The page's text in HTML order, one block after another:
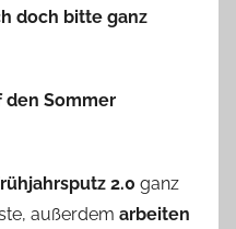
doch bitte ganz
den Sommer
2.0 ganz
außerdem arbeiten